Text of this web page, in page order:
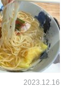
2023.12.16